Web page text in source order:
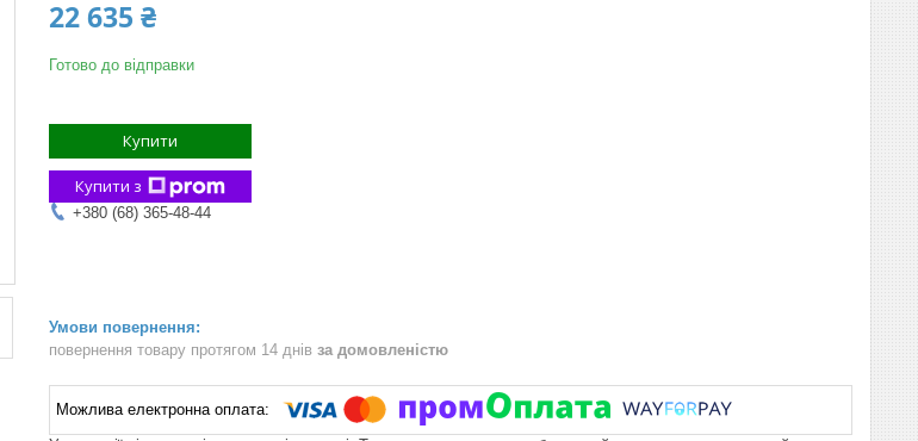
22 635 ₴
Готово до відправки
Купити
Купити з
+380 (68) 365-48-44
повернення товару протягом 14 днів за домовленістю